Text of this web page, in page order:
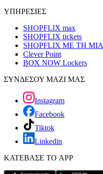
ΥΠΗΡΕΣΙΕΣ
SHOPFLIX max
SHOPFLIX tickets
SHOPFLIX ΜΕ ΤΗ ΜΙΑ
Clever Point
BOX NOW Lockers
ΣΥΝΔΕΣΟΥ ΜΑΖΙ ΜΑΣ
Instagram
Facebook
Tiktok
Linkedin
ΚΑΤΕΒΑΣΕ ΤΟ APP